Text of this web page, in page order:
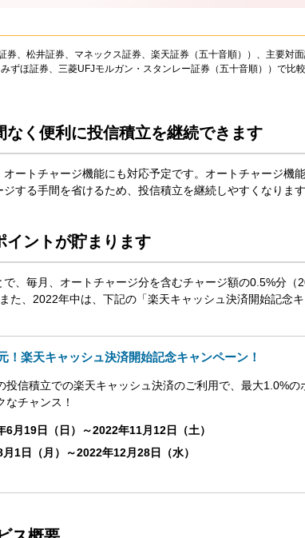
、松井証券、マネックス証券、楽天証券（五十音順））、主要対
ずほ証券、三菱UFJモルガン・スタンレー証券（五十音順））で比
く便利に投信積立を継続できます
ートチャージ機能にも対応予定です。オートチャージ機
する手間を省けるため、投信積立を継続しやすくなります
イントが貯まります
、毎月、オートチャージ分を含むチャージ額の0.5%分（
た、2022年中は、下記の「楽天キャッシュ決済開始記念
！楽天キャッシュ決済開始記念キャンペーン！
投信積立での楽天キャッシュ決済のご利用で、最大1.0%の
なチャンス！
6月19日（日）～2022年11月12日（土）
1日（月）～2022年12月28日（水）